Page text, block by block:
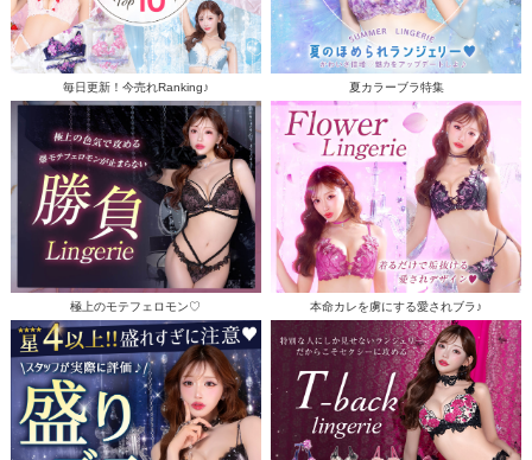
毎日更新！今売れRanking♪ 夏カラーブラ特集
極上のモテフェロモン♡ 本命カレを虜にする愛されブラ♪